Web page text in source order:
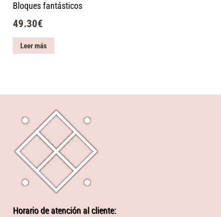
Bloques fantásticos
49.30€
Leer más
Horario de atención al cliente: